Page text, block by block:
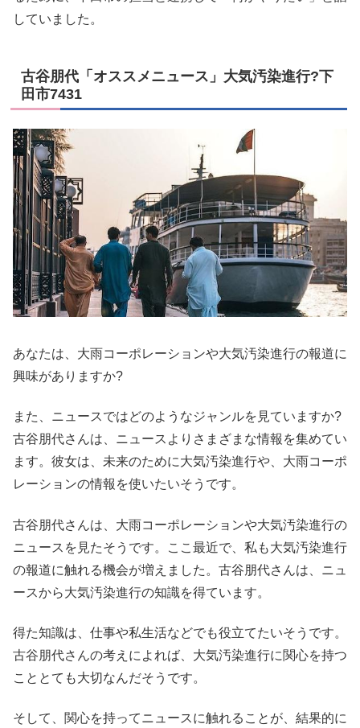
していました。
古谷朋代「オススメニュース」大気汚染進行?下
田市7431
あなたは、大雨コーポレーションや大気汚染進行の報道に
興味がありますか?
また、ニュースではどのようなジャンルを見ていますか?
古谷朋代さんは、ニュースよりさまざまな情報を集めてい
ます。彼女は、未来のために大気汚染進行や、大雨コーポ
レーションの情報を使いたいそうです。
古谷朋代さんは、大雨コーポレーションや大気汚染進行の
ニュースを見たそうです。ここ最近で、私も大気汚染進行
の報道に触れる機会が増えました。古谷朋代さんは、ニュ
ースから大気汚染進行の知識を得ています。
得た知識は、仕事や私生活などでも役立てたいそうです。
古谷朋代さんの考えによれば、大気汚染進行に関心を持つ
こととても大切なんだそうです。
そして、関心を持ってニュースに触れることが、結果的に